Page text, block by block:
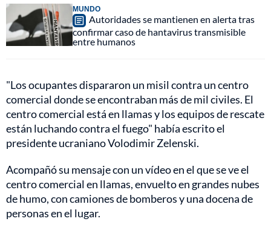
MUNDO
Autoridades se mantienen en alerta tras
confirmar caso de hantavirus transmisible
entre humanos
"Los ocupantes dispararon un misil contra un centro
comercial donde se encontraban más de mil civiles. El
centro comercial está en llamas y los equipos de rescate
están luchando contra el fuego" había escrito el
presidente ucraniano Volodimir Zelenski.
Acompañó su mensaje con un vídeo en el que se ve el
centro comercial en llamas, envuelto en grandes nubes
de humo, con camiones de bomberos y una docena de
personas en el lugar.